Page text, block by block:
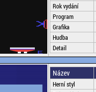
Rok vydání
Program
Grafika
Hudba
Detail
Název
Herní styl